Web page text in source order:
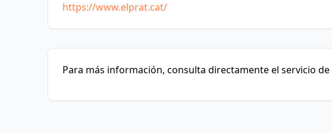
https://www.elprat.cat/
Para más información, consulta directamente el servicio de